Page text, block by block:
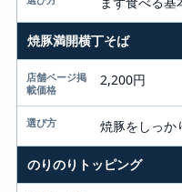
焼豚満開横丁そば
2,200円
焼豚をしっか
のりのりトッピング